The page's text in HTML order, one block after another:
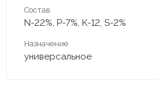
Состав
N-22%, P-7%, K-12, S-2%
Назначение
универсальное